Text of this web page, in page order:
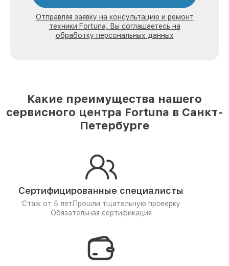
Отправляя заявку на консультацию и ремонт
техники Fortuna, Вы соглашаетесь на
обработку персональных данных
Какие преимущества нашего
сервисного центра Fortuna в Санкт-
Петербурге
Сертифицированные специалисты
Стаж от 5 лет Прошли тщательную проверку
Обязательная сертификация